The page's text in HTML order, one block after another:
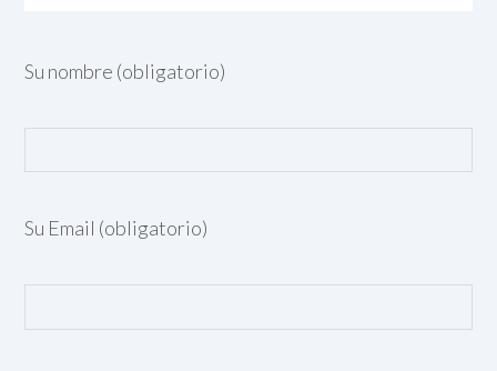
Su nombre (obligatorio)
Su Email (obligatorio)